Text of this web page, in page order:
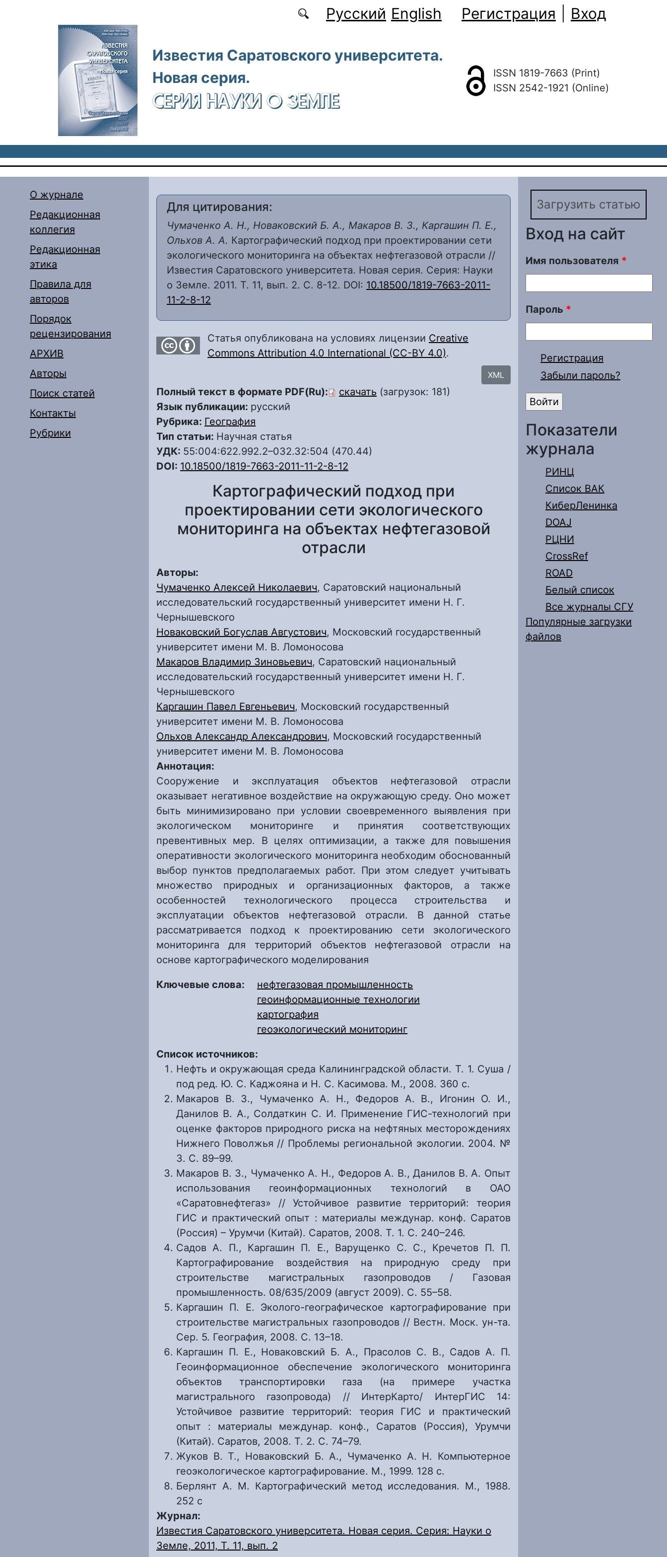
Русский English Регистрация Вход
Известия Саратовского университета.
Новая серия.
СЕРИЯ НАУКИ О ЗЕМЛЕ
ISSN 1819-7663 (Print)
ISSN 2542-1921 (Online)
О журнале
Редакционная
коллегия
Редакционная
этика
Правила для
авторов
Порядок
рецензирования
АРХИВ
Авторы
Поиск статей
Контакты
Рубрики
Для цитирования:
Чумаченко А. Н., Новаковский Б. А., Макаров В. З., Каргашин П. Е.,
Ольхов А. А. Картографический подход при проектировании сети
экологического мониторинга на объектах нефтегазовой отрасли //
Известия Саратовского университета. Новая серия. Серия: Науки
о Земле. 2011. Т. 11, вып. 2. С. 8-12. DOI: 10.18500/1819-7663-2011-
11-2-8-12
Статья опубликована на условиях лицензии Creative
Commons Attribution 4.0 International (CC-BY 4.0).
XML
Полный текст в формате PDF(Ru): скачать (загрузок: 181)
Язык публикации: русский
Рубрика: География
Тип статьи: Научная статья
УДК: 55:004:622.992.2–032.32:504 (470.44)
DOI: 10.18500/1819-7663-2011-11-2-8-12
Картографический подход при
проектировании сети экологического
мониторинга на объектах нефтегазовой
отрасли
Авторы:
Чумаченко Алексей Николаевич, Саратовский национальный
исследовательский государственный университет имени Н. Г.
Чернышевского
Новаковский Богуслав Августович, Московский государственный
университет имени М. В. Ломоносова
Макаров Владимир Зиновьевич, Саратовский национальный
исследовательский государственный университет имени Н. Г.
Чернышевского
Каргашин Павел Евгеньевич, Московский государственный
университет имени М. В. Ломоносова
Ольхов Александр Александрович, Московский государственный
университет имени М. В. Ломоносова
Аннотация:
Сооружение и эксплуатация объектов нефтегазовой отрасли
оказывает негативное воздействие на окружающую среду. Оно может
быть минимизировано при условии своевременного выявления при
экологическом мониторинге и принятия соответствующих
превентивных мер. В целях оптимизации, а также для повышения
оперативности экологического мониторинга необходим обоснованный
выбор пунктов предполагаемых работ. При этом следует учитывать
множество природных и организационных факторов, а также
особенностей технологического процесса строительства и
эксплуатации объектов нефтегазовой отрасли. В данной статье
рассматривается подход к проектированию сети экологического
мониторинга для территорий объектов нефтегазовой отрасли на
основе картографического моделирования
Ключевые слова:
нефтегазовая промышленность
геоинформационные технологии
картография
геоэкологический мониторинг
Список источников:
Нефть и окружающая среда Калининградской области. Т. 1. Суша /
под ред. Ю. С. Каджояна и Н. С. Касимова. М., 2008. 360 с.
Макаров В. З., Чумаченко А. Н., Федоров А. В., Игонин О. И.,
Данилов В. А., Солдаткин С. И. Применение ГИС-технологий при
оценке факторов природного риска на нефтяных месторождениях
Нижнего Поволжья // Проблемы региональной экологии. 2004. №
3. С. 89–99.
Макаров В. З., Чумаченко А. Н., Федоров А. В., Данилов В. А. Опыт
использования геоинформационных технологий в ОАО
«Саратовнефтегаз» // Устойчивое развитие территорий: теория
ГИС и практический опыт : материалы междунар. конф. Саратов
(Россия) – Урумчи (Китай). Саратов, 2008. Т. 1. С. 240–246.
Садов А. П., Каргашин П. Е., Варущенко С. С., Кречетов П. П.
Картографирование воздействия на природную среду при
строительстве магистральных газопроводов / Газовая
промышленность. 08/635/2009 (август 2009). С. 55–58.
Каргашин П. Е. Эколого-географическое картографирование при
строительстве магистральных газопроводов // Вестн. Моск. ун-та.
Сер. 5. География, 2008. С. 13–18.
Каргашин П. Е., Новаковский Б. А., Прасолов С. В., Садов А. П.
Геоинформационное обеспечение экологического мониторинга
объектов транспортировки газа (на примере участка
магистрального газопровода) // ИнтерКарто/ ИнтерГИС 14:
Устойчивое развитие территорий: теория ГИС и практический
опыт : материалы междунар. конф., Саратов (Россия), Урумчи
(Китай). Саратов, 2008. Т. 2. С. 74–79.
Жуков В. Т., Новаковский Б. А., Чумаченко А. Н. Компьютерное
геоэкологическое картографирование. М., 1999. 128 с.
Берлянт А. М. Картографический метод исследования. М., 1988.
252 с
Журнал:
Известия Саратовского университета. Новая серия. Серия: Науки о
Земле, 2011, Т. 11, вып. 2
Загрузить статью
Вход на сайт
Имя пользователя *
Пароль *
Регистрация
Забыли пароль?
Показатели
журнала
РИНЦ
Список ВАК
КиберЛенинка
DOAJ
РЦНИ
CrossRef
ROAD
Белый список
Все журналы СГУ
Популярные загрузки
файлов